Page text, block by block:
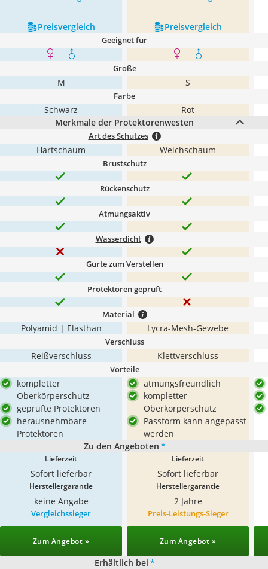
Preis­vergleich Preis­vergleich
Geeignet für
Größe
M S
Farbe
Schwarz
Rot
Merkmale der Protektorenwesten
Art des Schutzes
Hartschaum Weichschaum
Brustschutz
Rückenschutz
Atmungsaktiv
Wasserdicht
Gurte zum Verstellen
Protektoren geprüft
Material
Polyamid | Elasthan Lycra-Mesh-Gewebe
Verschluss
Reißverschluss Klettverschluss
Vorteile
kompletter
Oberkörperschutz
geprüfte Protektoren
herausnehmbare
Protektoren
atmungsfreundlich
kompletter
Oberkörperschutz
Passform kann angepasst
werden
Zu den Angeboten *
Lieferzeit
Sofort lieferbar
Lieferzeit
Sofort lieferbar
Herstellergarantie
keine Angabe
Herstellergarantie
2 Jahre
Vergleichssieger
Zum Angebot »
Preis-Leistungs-Sieger
Zum Angebot »
Erhältlich bei *